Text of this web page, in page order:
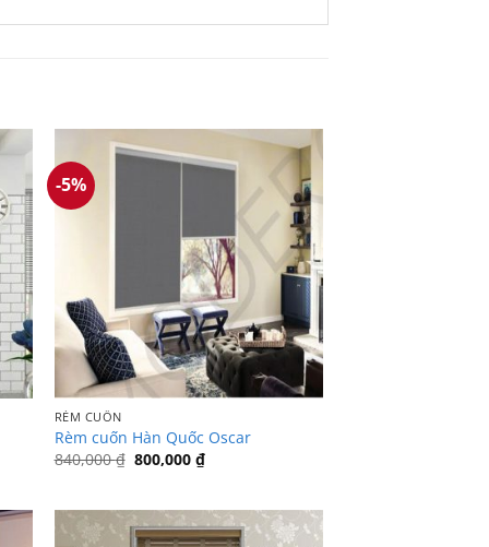
-5%
RÈM CUỐN
Rèm cuốn Hàn Quốc Oscar
840,000₫ Giá
800,000 ₫Giá
hiện
800,000 ₫.